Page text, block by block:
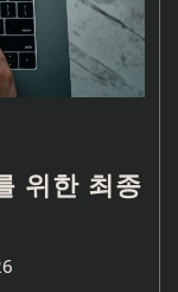
위한 최종